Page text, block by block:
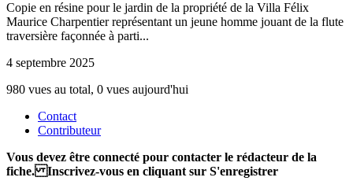
Copie en résine pour le jardin de la propriété de la Villa Félix
Maurice Charpentier représentant un jeune homme jouant de la flute
traversière façonnée à parti...
4 septembre 2025
980 vues au total, 0 vues aujourd'hui
Contact
Contributeur
Vous devez être connecté pour contacter le rédacteur de la
fiche. Inscrivez-vous en cliquant sur S'enregistrer